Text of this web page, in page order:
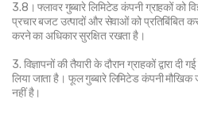
3.8। फ्लावर गुब्बारे लिमिटेड कंपनी ग्राहकों को
प्रचार बजट उत्पादों और सेवाओं को प्रतिबिंबित
करने का अधिकार सुरक्षित रखता है।
3. विज्ञापनों की तैयारी के दौरान ग्राहकों द्वारा
लिया जाता है। फूल गुब्बारे लिमिटेड कंपनी मौखिक
नहीं है।